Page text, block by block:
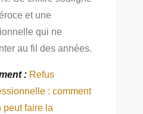
et une
qui ne
au fil des années.
: Refus
: comment
peut faire la